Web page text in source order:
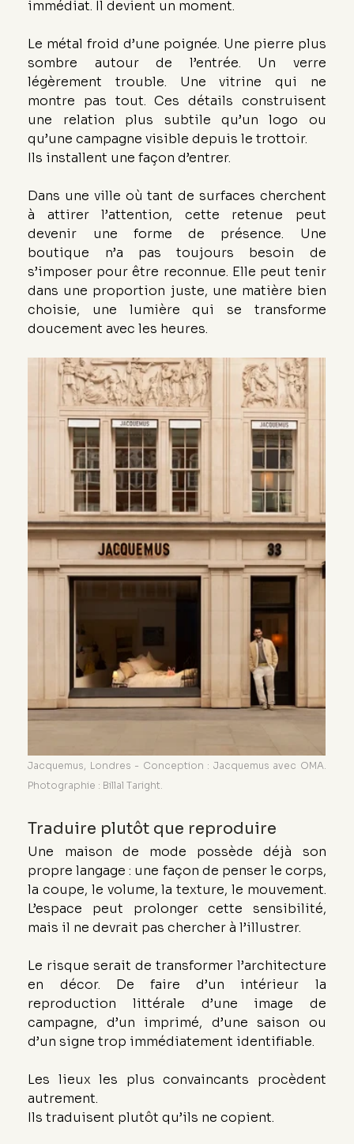
immédiat. Il devient un moment.
Le métal froid d’une poignée. Une pierre plus
sombre autour de l’entrée. Un verre
légèrement trouble. Une vitrine qui ne
montre pas tout. Ces détails construisent
une relation plus subtile qu’un logo ou
qu’une campagne visible depuis le trottoir.
Ils installent une façon d’entrer.
Dans une ville où tant de surfaces cherchent
à attirer l’attention, cette retenue peut
devenir une forme de présence. Une
boutique n’a pas toujours besoin de
s’imposer pour être reconnue. Elle peut tenir
dans une proportion juste, une matière bien
choisie, une lumière qui se transforme
doucement avec les heures.
Jacquemus, Londres - Conception : Jacquemus avec OMA.
Photographie : Billal Taright.
Traduire plutôt que reproduire
Une maison de mode possède déjà son
propre langage : une façon de penser le corps,
la coupe, le volume, la texture, le mouvement.
L’espace peut prolonger cette sensibilité,
mais il ne devrait pas chercher à l’illustrer.
Le risque serait de transformer l’architecture
en décor. De faire d’un intérieur la
reproduction littérale d’une image de
campagne, d’un imprimé, d’une saison ou
d’un signe trop immédiatement identifiable.
Les lieux les plus convaincants procèdent
autrement.
Ils traduisent plutôt qu’ils ne copient.